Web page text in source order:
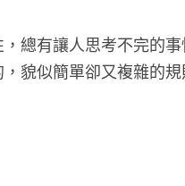
總有讓人思考不完的
貌似簡單卻又複雜的